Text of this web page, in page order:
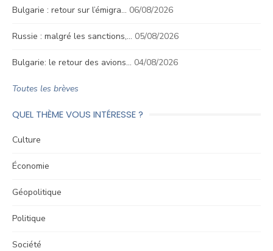
Bulgarie : retour sur l’émigra… 06/08/2026
Russie : malgré les sanctions,… 05/08/2026
Bulgarie: le retour des avions… 04/08/2026
Toutes les brèves
QUEL THÈME VOUS INTÉRESSE ?
Culture
Économie
Géopolitique
Politique
Société